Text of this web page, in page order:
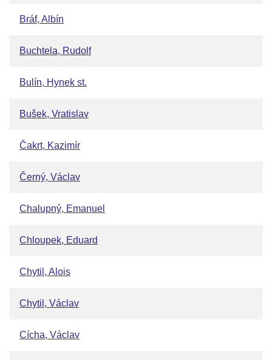
Bráf, Albín
Buchtela, Rudolf
Bulín, Hynek st.
Bušek, Vratislav
Čakrt, Kazimír
Černý, Václav
Chalupný, Emanuel
Chloupek, Eduard
Chytil, Alois
Chytil, Václav
Cícha, Václav